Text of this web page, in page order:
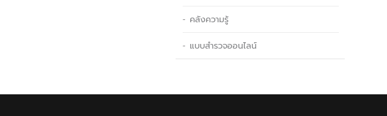
คลังความรู้
แบบสำรวจออนไลน์